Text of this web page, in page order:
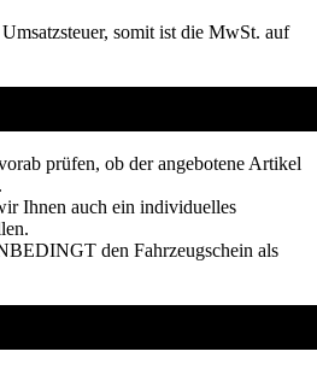
somit ist die MwSt. auf
prüfen, ob der angebotene Artikel
Ihnen auch ein individuelles
den Fahrzeugschein als